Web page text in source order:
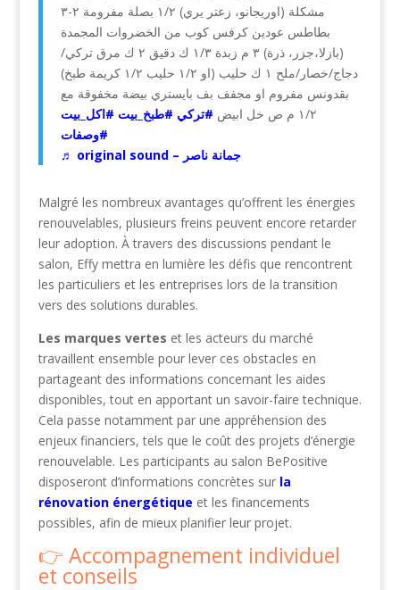
مشكلة (اوريجانو، زعتر يري) ١/٢ بصلة مفرومة ٢-٣
بطاطس عودين كرفس كوب من الخضروات المجمدة
(بازلا،جزر، ذرة) ٣ م زبدة ١/٣ ك دقيق ٢ ك مرق تركي/
دجاج/خصار/ملح ١ ك حليب (او ١/٢ حليب ١/٢ كريمة طبخ)
بقدونس مفروم او مجفف بف بايستري بيضة مخفوقة مع
١/٢ م ص خل ابيض
#تركي #طبخ_بيت #اكل_بيت
#وصفات
♬ original sound – جمانة ناصر
Malgré les nombreux avantages qu’offrent les énergies
renouvelables, plusieurs freins peuvent encore retarder
leur adoption. À travers des discussions pendant le
salon, Effy mettra en lumière les défis que rencontrent
les particuliers et les entreprises lors de la transition
vers des solutions durables.
Les marques vertes et les acteurs du marché
travaillent ensemble pour lever ces obstacles en
partageant des informations concernant les aides
disponibles, tout en apportant un savoir-faire technique.
Cela passe notamment par une appréhension des
enjeux financiers, tels que le coût des projets d’énergie
renouvelable. Les participants au salon BePositive
disposeront d’informations concrètes sur la
rénovation énergétique et les financements
possibles, afin de mieux planifier leur projet.
Accompagnement individuel
et conseils